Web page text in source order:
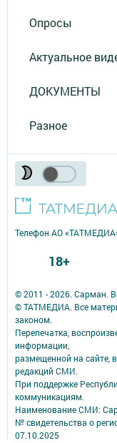
Опросы
Актуальное
ДОКУМЕНТЫ
Разное
© 2011 - 2026. Сарман.
© ТАТМЕДИА. Все
законом.
Перепечатка,
информации,
размещенной на сайте,
редакций СМИ.
При поддержке
коммуникациям.
Наименование СМИ:
№ свидетельства о
07.10.2025
Телефон АО
18+